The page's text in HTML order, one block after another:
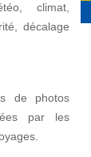
climat,
décalage
de photos
par les